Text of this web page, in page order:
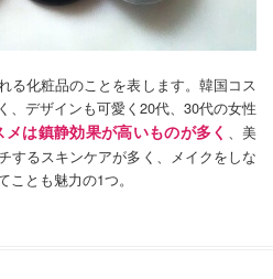
る化粧品のことを表します。韓国コス
、デザインも可愛く20代、30代の女性
メは鎮静効果が高いものが多く
、美
するスキンケアが多く、メイクをしな
とも魅力の1つ。